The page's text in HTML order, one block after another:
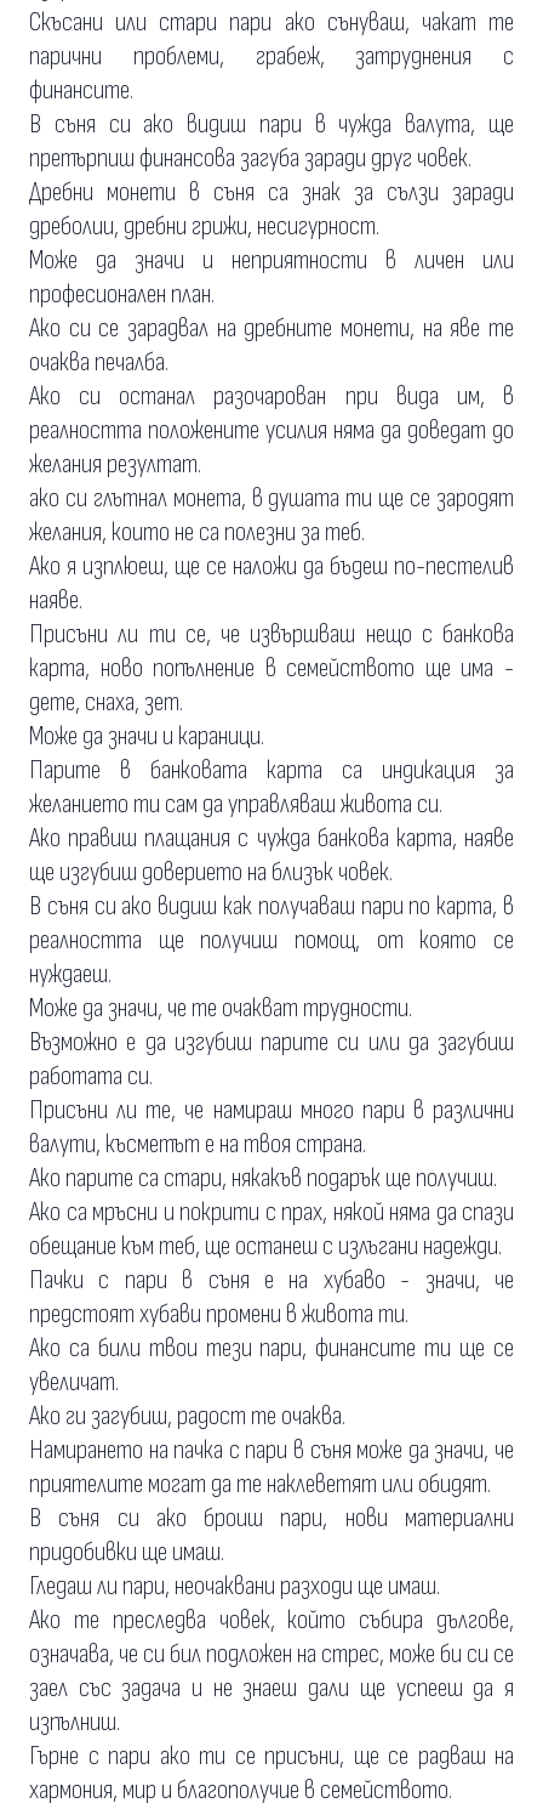
Скъсани или стари пари ако сънуваш, чакат те
парични проблеми, грабеж, затруднения с
финансите.
В съня си ако видиш пари в чужда валута, ще
претърпиш финансова загуба заради друг човек.
Дребни монети в съня са знак за сълзи заради
дреболии, дребни грижи, несигурност.
Може да значи и неприятности в личен или
професионален план.
Ако си се зарадвал на дребните монети, на яве те
очаква печалба.
Ако си останал разочарован при вида им, в
реалността положените усилия няма да доведат до
желания резултат.
ако си глътнал монета, в душата ти ще се зародят
желания, които не са полезни за теб.
Ако я изплюеш, ще се наложи да бъдеш по-пестелив
наяве.
Присъни ли ти се, че извършваш нещо с банкова
карта, ново попълнение в семейството ще има -
дете, снаха, зет.
Може да значи и караници.
Парите в банковата карта са индикация за
желанието ти сам да управляваш живота си.
Ако правиш плащания с чужда банкова карта, наяве
ще изгубиш доверието на близък човек.
В съня си ако видиш как получаваш пари по карта, в
реалността ще получиш помощ, от която се
нуждаеш.
Може да значи, че те очакват трудности.
Възможно е да изгубиш парите си или да загубиш
работата си.
Присъни ли те, че намираш много пари в различни
валути, късметът е на твоя страна.
Ако парите са стари, някакъв подарък ще получиш.
Ако са мръсни и покрити с прах, някой няма да спази
обещание към теб, ще останеш с излъгани надежди.
Пачки с пари в съня е на хубаво - значи, че
предстоят хубави промени в живота ти.
Ако са били твои тези пари, финансите ти ще се
увеличат.
Ако ги загубиш, радост те очаква.
Намирането на пачка с пари в съня може да значи, че
приятелите могат да те наклеветят или обидят.
В съня си ако броиш пари, нови материални
придобивки ще имаш.
Гледаш ли пари, неочаквани разходи ще имаш.
Ако те преследва човек, който събира дългове,
означава, че си бил подложен на стрес, може би си се
заел със задача и не знаеш дали ще успееш да я
изпълниш.
Гърне с пари ако ти се присъни, ще се радваш на
хармония, мир и благополучие в семейството.